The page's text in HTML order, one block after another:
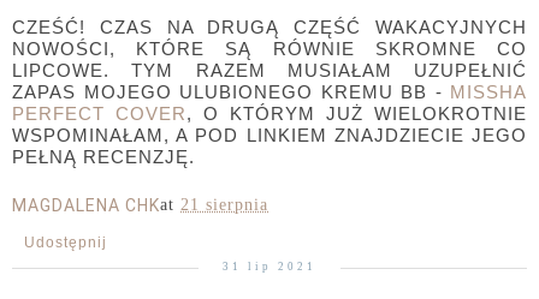
CZEŚĆ! CZAS NA DRUGĄ CZĘŚĆ WAKACYJNYCH
NOWOŚCI, KTÓRE SĄ RÓWNIE SKROMNE CO
LIPCOWE. TYM RAZEM MUSIAŁAM UZUPEŁNIĆ
ZAPAS MOJEGO ULUBIONEGO KREMU BB - MISSHA
PERFECT COVER, O KTÓRYM JUŻ WIELOKROTNIE
WSPOMINAŁAM, A POD LINKIEM ZNAJDZIECIE JEGO
PEŁNĄ RECENZJĘ.
MAGDALENA CHKat 21 sierpnia
Udostępnij
31 lip 2021